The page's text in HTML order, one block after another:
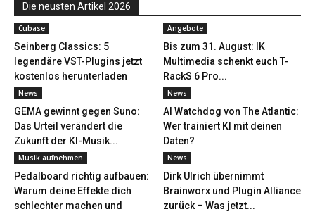
Die neusten Artikel 2026
Cubase
Seinberg Classics: 5
legendäre VST-Plugins jetzt
kostenlos herunterladen
Angebote
Bis zum 31. August: IK
Multimedia schenkt euch T-
RackS 6 Pro...
News
GEMA gewinnt gegen Suno:
Das Urteil verändert die
Zukunft der KI-Musik...
News
AI Watchdog von The Atlantic:
Wer trainiert KI mit deinen
Daten?
Musik aufnehmen
Pedalboard richtig aufbauen:
Warum deine Effekte dich
schlechter machen und
News
Dirk Ulrich übernimmt
Brainworx und Plugin Alliance
zurück – Was jetzt...